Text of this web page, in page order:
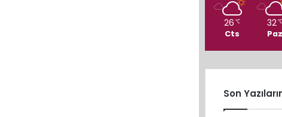
26 ℃
Cts
32℃
Paz
Son